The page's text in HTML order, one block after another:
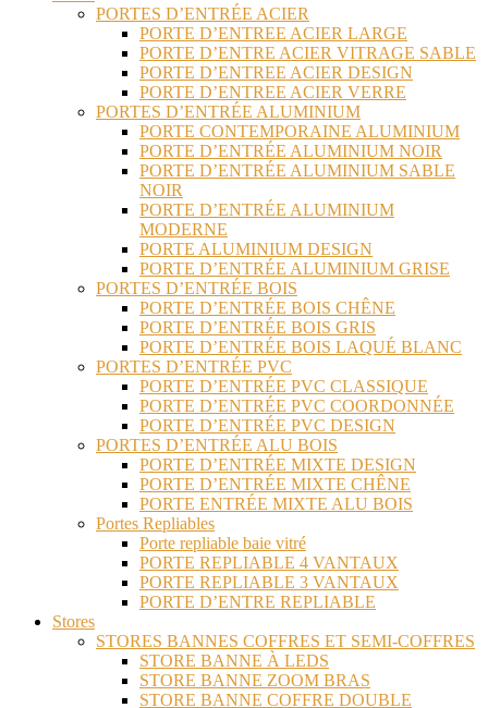
PORTES D’ENTRÉE ACIER
PORTE D’ENTREE ACIER LARGE
PORTE D’ENTRE ACIER VITRAGE SABLE
PORTE D’ENTREE ACIER DESIGN
PORTE D’ENTREE ACIER VERRE
PORTES D’ENTRÉE ALUMINIUM
PORTE CONTEMPORAINE ALUMINIUM
PORTE D’ENTRÉE ALUMINIUM NOIR
PORTE D’ENTRÉE ALUMINIUM SABLE
NOIR
PORTE D’ENTRÉE ALUMINIUM
MODERNE
PORTE ALUMINIUM DESIGN
PORTE D’ENTRÉE ALUMINIUM GRISE
PORTES D’ENTRÉE BOIS
PORTE D’ENTRÉE BOIS CHÊNE
PORTE D’ENTRÉE BOIS GRIS
PORTE D’ENTRÉE BOIS LAQUÉ BLANC
PORTES D’ENTRÉE PVC
PORTE D’ENTRÉE PVC CLASSIQUE
PORTE D’ENTRÉE PVC COORDONNÉE
PORTE D’ENTRÉE PVC DESIGN
PORTES D’ENTRÉE ALU BOIS
PORTE D’ENTRÉE MIXTE DESIGN
PORTE D’ENTRÉE MIXTE CHÊNE
PORTE ENTRÉE MIXTE ALU BOIS
Portes Repliables
Porte repliable baie vitré
PORTE REPLIABLE 4 VANTAUX
PORTE REPLIABLE 3 VANTAUX
PORTE D’ENTRE REPLIABLE
Stores
STORES BANNES COFFRES ET SEMI-COFFRES
STORE BANNE À LEDS
STORE BANNE ZOOM BRAS
STORE BANNE COFFRE DOUBLE